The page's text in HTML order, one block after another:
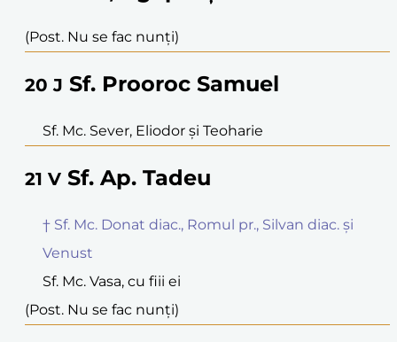
(Post. Nu se fac nunți)
20 J Sf. Prooroc Samuel
Sf. Mc. Sever, Eliodor și Teoharie
21 V Sf. Ap. Tadeu
† Sf. Mc. Donat diac., Romul pr., Silvan diac. și
Venust
Sf. Mc. Vasa, cu fiii ei
(Post. Nu se fac nunți)